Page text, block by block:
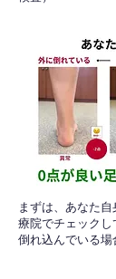
まずは、あなた
療院でチェック
倒れ込んでいる